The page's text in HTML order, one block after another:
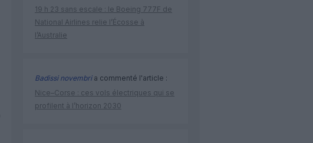
19 h 23 sans escale : le Boeing 777F de
National Airlines relie l’Écosse à
l’Australie
Badissi novembria commenté l'article :
Nice–Corse : ces vols électriques qui se
profilent à l’horizon 2030